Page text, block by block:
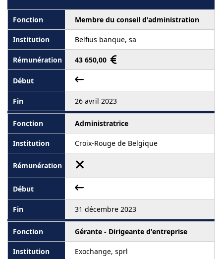
Membre du conseil d'administration
Belfius banque, sa
43 650,00
26 avril 2023
Administratrice
Croix-Rouge de Belgique
31 décembre 2023
Gérante - Dirigeante d'entreprise
Exochange, sprl